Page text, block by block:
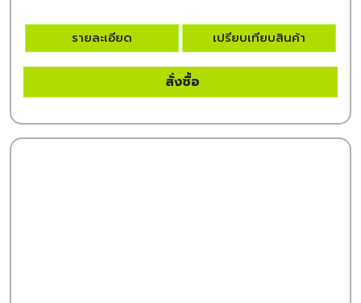
รายละเอียด เปรียบเทียบสินค้า
สั่งซื้อ